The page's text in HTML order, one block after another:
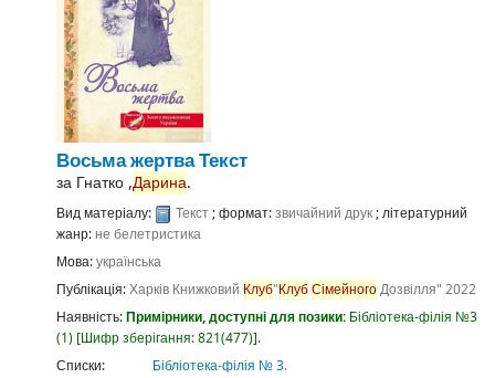
Восьма жертваТекст
за Гнатко ,Дарина.
Вид матеріалу: Текст; формат:звичайний друк; літературний
жанр:не белетристика
Мова:українська
Публікація:Харків Книжковий Клуб"КлубСімейногоДозвілля" 2022
Наявність:Примірники, доступні для позики: Бібліотека-філія №3
(1) Шифр зберігання:821(477) .
Списки:
Бібліотека-філія № 3.